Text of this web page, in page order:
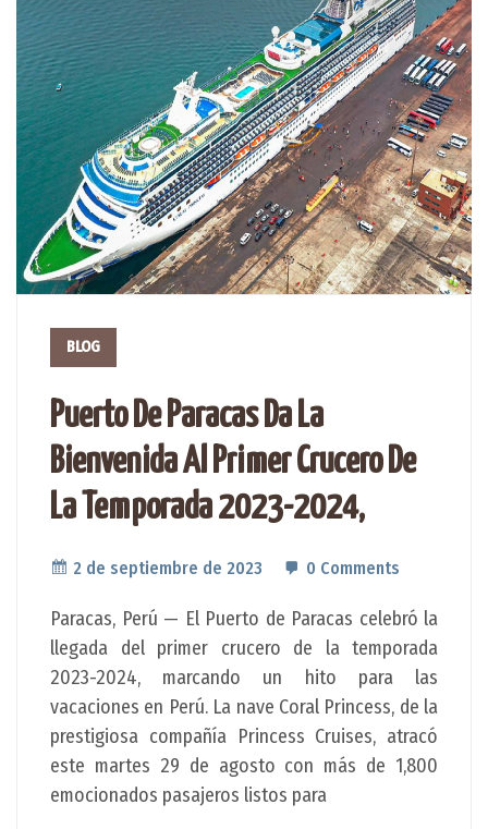
BLOG
Puerto De Paracas Da La
Bienvenida Al Primer Crucero De
La Temporada 2023-2024,
2 de septiembre de 2023 0 Comments
Paracas, Perú — El Puerto de Paracas celebró la
llegada del primer crucero de la temporada
2023-2024, marcando un hito para las
vacaciones en Perú. La nave Coral Princess, de la
prestigiosa compañía Princess Cruises, atracó
este martes 29 de agosto con más de 1,800
emocionados pasajeros listos para